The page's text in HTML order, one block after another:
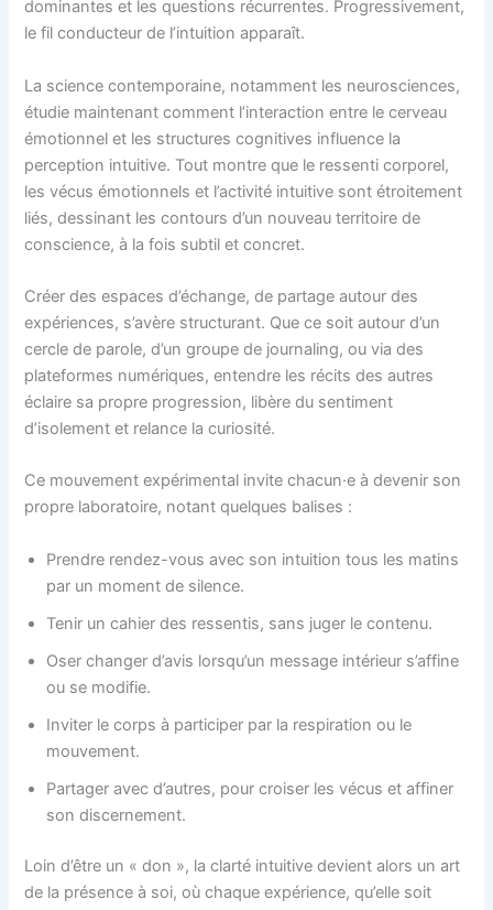
dominantes et les questions récurrentes. Progressivement,
le fil conducteur de l’intuition apparaît.
La science contemporaine, notamment les neurosciences,
étudie maintenant comment l’interaction entre le cerveau
émotionnel et les structures cognitives influence la
perception intuitive. Tout montre que le ressenti corporel,
les vécus émotionnels et l’activité intuitive sont étroitement
liés, dessinant les contours d’un nouveau territoire de
conscience, à la fois subtil et concret.
Créer des espaces d’échange, de partage autour des
expériences, s’avère structurant. Que ce soit autour d’un
cercle de parole, d’un groupe de journaling, ou via des
plateformes numériques, entendre les récits des autres
éclaire sa propre progression, libère du sentiment
d’isolement et relance la curiosité.
Ce mouvement expérimental invite chacun·e à devenir son
propre laboratoire, notant quelques balises :
Prendre rendez-vous avec son intuition tous les matins
par un moment de silence.
Tenir un cahier des ressentis, sans juger le contenu.
Oser changer d’avis lorsqu’un message intérieur s’affine
ou se modifie.
Inviter le corps à participer par la respiration ou le
mouvement.
Partager avec d’autres, pour croiser les vécus et affiner
son discernement.
Loin d’être un « don », la clarté intuitive devient alors un art
de la présence à soi, où chaque expérience, qu’elle soit